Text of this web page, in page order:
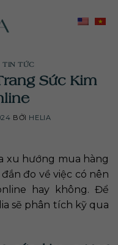
TIN TỨC
Sức Kim
BỞI HELIA
xu hướng mua hàng
đo về việc có nên
hay không. Để
sẽ phân tích kỹ qua